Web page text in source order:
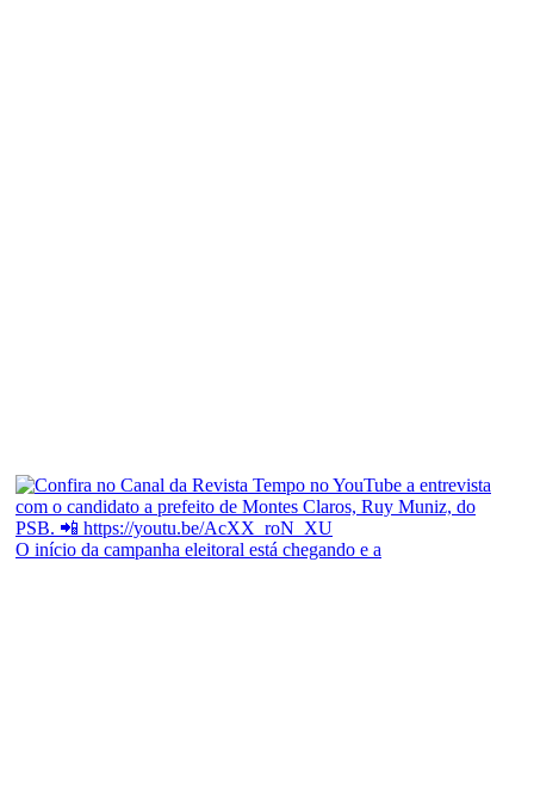
O início da campanha eleitoral está chegando e a